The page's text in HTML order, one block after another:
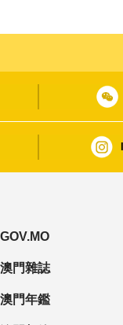
GOV.MO
澳門雜誌
澳門年鑑